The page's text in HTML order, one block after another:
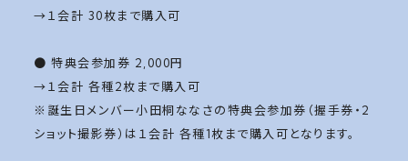
→１会計 30枚まで購入可
● 特典会参加券 2,000円
→１会計 各種2枚まで購入可
※誕生日メンバー小田桐ななさの特典会参加券（握手券・2
ショット撮影券）は１会計 各種1枚まで購入可となります。